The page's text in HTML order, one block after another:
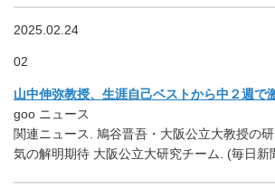
2025.02.24
02
山中伸弥教授、生涯自己ベストから中２週
goo ニュース
関連ニュース. 鳩谷晋吾・大阪公立大教授の
気の解明期待 大阪公立大研究チーム. (毎日新